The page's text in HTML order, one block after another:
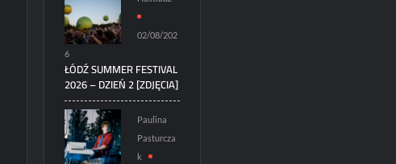
02/08/202
6
ŁÓDŹ SUMMER FESTIVAL
2026 – DZIEŃ 2 [ZDJĘCIA]
Paulina
Pasturcza
k